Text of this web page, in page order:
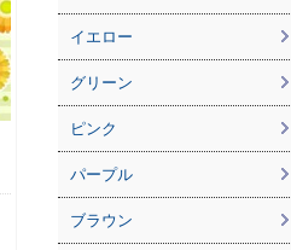
イエロー
グリーン
ピンク
パープル
ブラウン